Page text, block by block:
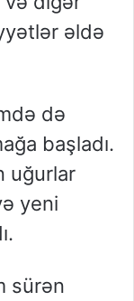
əldə
də
başladı.
uğurlar
yeni
sürən